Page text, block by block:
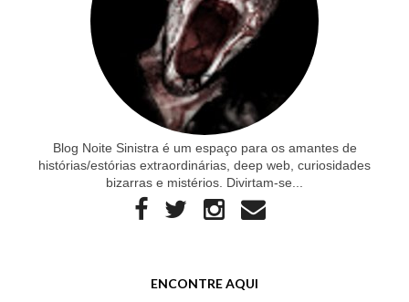
Blog Noite Sinistra é um espaço para os amantes de
histórias/estórias extraordinárias, deep web, curiosidades
bizarras e mistérios. Divirtam-se...
ENCONTRE AQUI